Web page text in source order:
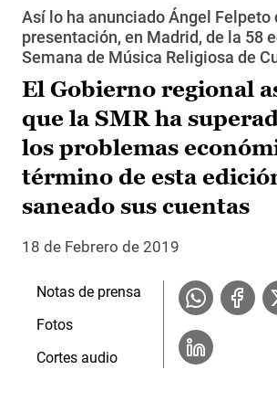
Así lo ha anunciado Ángel Felpeto
presentación, en Madrid, de la 58
Semana de Música Religiosa de
El Gobierno regional
que la SMR ha
los problemas
término de esta
saneado sus cuentas
18 de Febrero de 2019
Notas de prensa
Fotos
Cortes audio